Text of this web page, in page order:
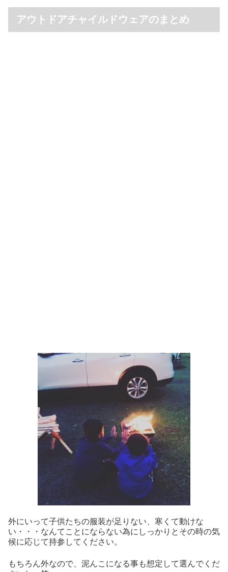
アウトドアチャイルドウェアのまとめ
外にいって子供たちの服装が足りない、寒くて動けな
い・・・なんてことにならない為にしっかりとその時の気
候に応じて持参してください。
もちろん外なので、泥んこになる事も想定して選んでくだ